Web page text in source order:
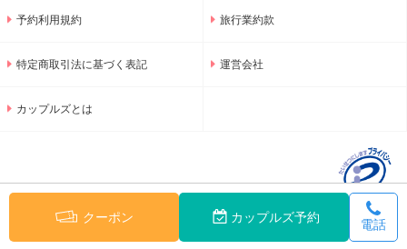
クーポン カップルズ予約 電話
期間限定のものから定番のものまで揃えてあります☆彡
そして乾燥が気になるあなたへ。『ピンクのビオレ』が登場♪
髪や肌を優しく包み込むシャンプーとボディケアを是非ご堪能下さ
予約利用規約 旅行業約款
特定商取引法に基づく表記 運営会社
カップルズとは